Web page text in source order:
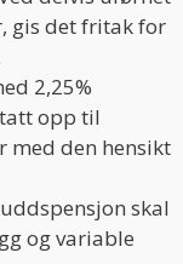
gis det fritak for
2,25%
opp til
med den hensikt
skal
og variable